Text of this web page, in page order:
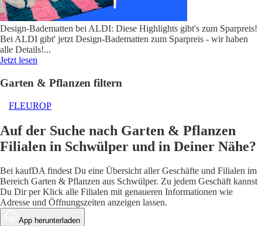
Design-Badematten bei ALDI: Diese Highlights gibt's zum Sparpreis!
Bei ALDI gibt' jetzt Design-Badematten zum Sparpreis - wir haben
alle Details!...
Jetzt lesen
Garten & Pflanzen filtern
FLEUROP
Auf der Suche nach Garten & Pflanzen
Filialen in Schwülper und in Deiner Nähe?
Bei kaufDA findest Du eine Übersicht aller Geschäfte und Filialen im
Bereich Garten & Pflanzen aus Schwülper. Zu jedem Geschäft kannst
Du Dir per Klick alle Filialen mit genaueren Informationen wie
Adresse und Öffnungszeiten anzeigen lassen.
App herunterladen